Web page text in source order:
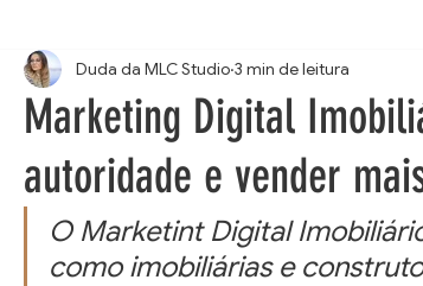
Marketing Digital
autoridade e vender
Duda da MLC Studio 3 min de leitura
O Marketint Digital
como imobiliárias e